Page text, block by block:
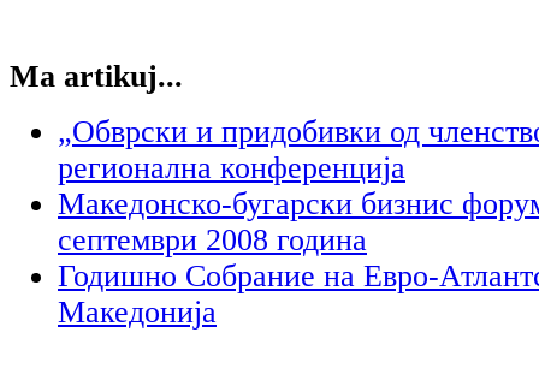
Ma artikuj...
„Обврски и придобивки од
регионална конференција
Македонско-бугарски бизнис
септември 2008 година
Годишно Собрание на Евро-
Македонија